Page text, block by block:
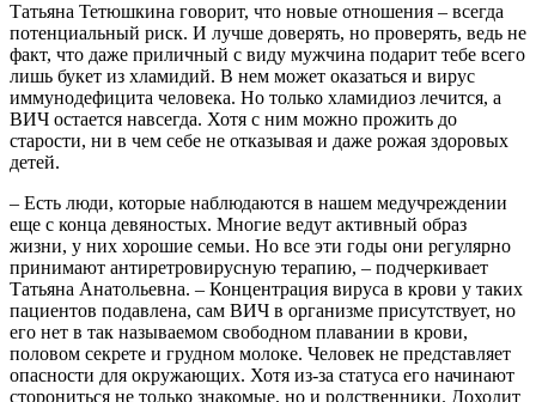
Татьяна Тетюшкина говорит, что новые отношения – всегда
потенциальный риск. И лучше доверять, но проверять, ведь не
факт, что даже приличный с виду мужчина подарит тебе всего
лишь букет из хламидий. В нем может оказаться и вирус
иммунодефицита человека. Но только хламидиоз лечится, а
ВИЧ остается навсегда. Хотя с ним можно прожить до
старости, ни в чем себе не отказывая и даже рожая здоровых
детей.
– Есть люди, которые наблюдаются в нашем медучреждении
еще с конца девяностых. Многие ведут активный образ
жизни, у них хорошие семьи. Но все эти годы они регулярно
принимают антиретровирусную терапию, – подчеркивает
Татьяна Анатольевна. – Концентрация вируса в крови у таких
пациентов подавлена, сам ВИЧ в организме присутствует, но
его нет в так называемом свободном плавании в крови,
половом секрете и грудном молоке. Человек не представляет
опасности для окружающих. Хотя из-за статуса его начинают
сторониться не только знакомые, но и родственники. Доходит